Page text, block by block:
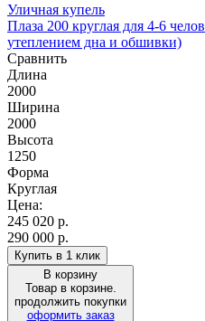
Уличная купель
Плаза 200 круглая для 4-6
утеплением дна и обшивки)
Сравнить
Длина
2000
Ширина
2000
Высота
1250
Форма
Круглая
Цена:
245 020 р.
290 000 р.
Купить в 1 клик
В корзину
Товар в корзине.
продолжить покупки
оформить заказ